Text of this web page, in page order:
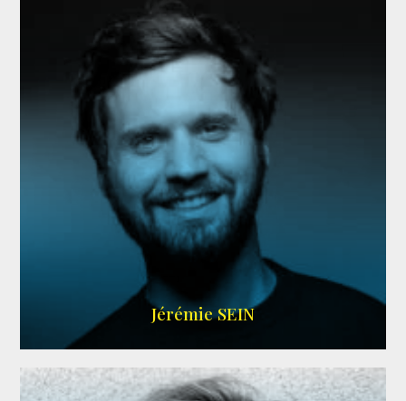
MEMBRE ARDA
Jérémie SEIN